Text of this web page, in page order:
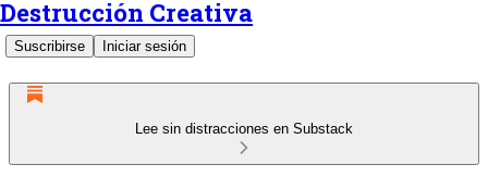
Destrucción Creativa
Suscribirse Iniciar sesión
Lee sin distracciones en Substack